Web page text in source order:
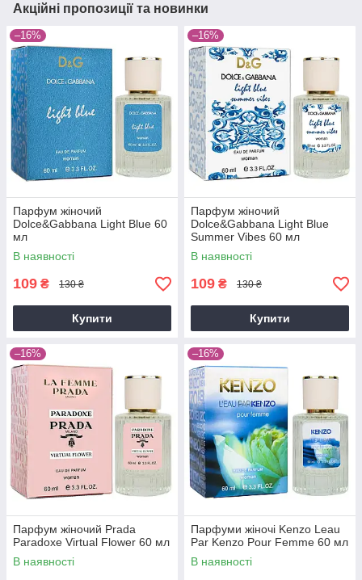
Акційні пропозиції та новинки
–16%
Парфум жіночий
Dolce&Gabbana Light Blue 60
мл
В наявності
109 ₴ 130 ₴
Купити
–16%
Парфум жіночий
Dolce&Gabbana Light Blue
Summer Vibes 60 мл
В наявності
109 ₴ 130 ₴
Купити
–16%
Парфум жіночий Prada
Paradoxe Virtual Flower 60 мл
В наявності
–16%
Парфуми жіночі Kenzo Leau
Par Kenzo Pour Femme 60 мл
В наявності